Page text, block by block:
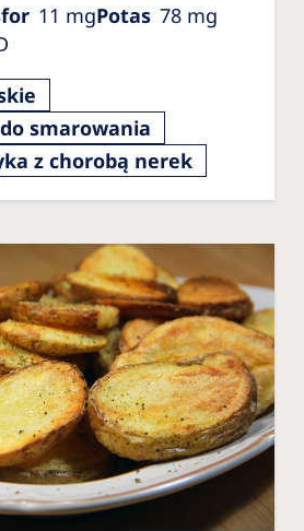
11 mgPotas 78 mg
smarowania
z chorobą nerek